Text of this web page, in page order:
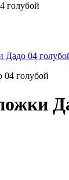
голубой